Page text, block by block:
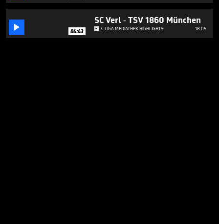
 04:43
SC Verl - TSV 1860 München
3. LIGA MEDIATHEK HIGHLIGHTS 18.05.